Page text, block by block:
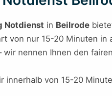
Notdienst in Beilrode
von nur 15-20 Minuten in
wir nennen Ihnen den
innerhalb von 15-20